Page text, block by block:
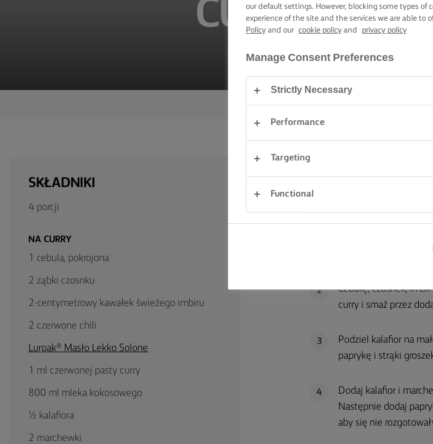
CURRY Z
40 min czas
Strona główna Przepisy
SKŁADNIKI
4 porcji
NA CURRY
1 cebula, pokrojona
2 ząbki czosnku
2-centymetrowy kawałek świeżego imbiru
2 czerwone chili
Lurpak® Masło Lekko Solone
1 ml czerwonej pasty curry
800 ml mleka kokosowego
½ kalafiora
2 marchewki
METODA
CURRY
Posiekaj drobno
Następnie pokrój
2
Cebulę, czosnek,
curry i smaż przez
3
Podziel kalafior na
paprykę i strąki
4
Dodaj kalafior i
Następnie dodaj
aby się nie
our default settings. However, blocking some types of
experience of the site and the services we are able to
Policyand our cookie policyand privacy policy
Manage Consent Preferences
Strictly Necessary
Performance
Targeting
Functional